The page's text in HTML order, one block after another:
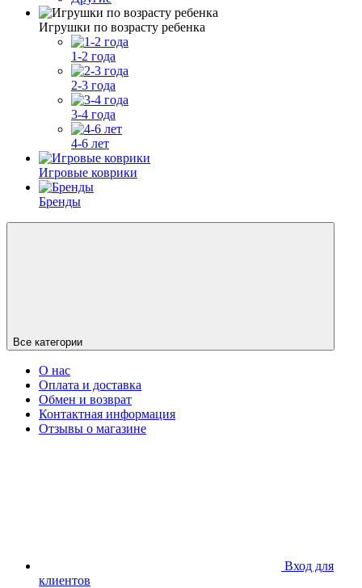
Игрушки по возрасту ребенка
1-2 года
2-3 года
3-4 года
4-6 лет
Игровые коврики
Бренды
Все категории
О нас
Оплата и доставка
Обмен и возврат
Контактная информация
Отзывы о магазине
Вход для
клиентов